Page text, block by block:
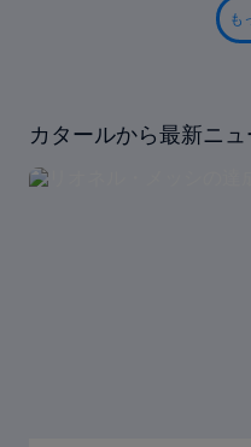
も
カタールから最新ニュ